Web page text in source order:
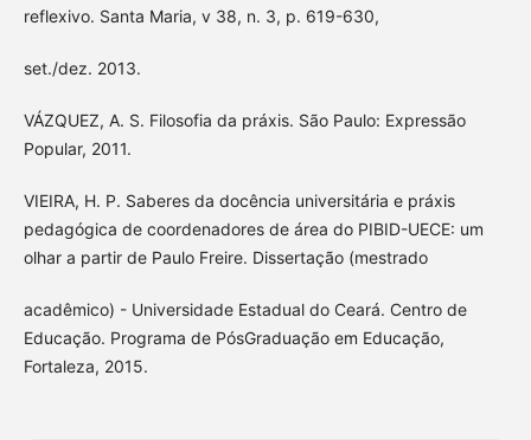
reflexivo. Santa Maria, v 38, n. 3, p. 619-630,
set./dez. 2013.
VÁZQUEZ, A. S. Filosofia da práxis. São Paulo: Expressão
Popular, 2011.
VIEIRA, H. P. Saberes da docência universitária e práxis
pedagógica de coordenadores de área do PIBID-UECE: um
olhar a partir de Paulo Freire. Dissertação (mestrado
acadêmico) - Universidade Estadual do Ceará. Centro de
Educação. Programa de PósGraduação em Educação,
Fortaleza, 2015.